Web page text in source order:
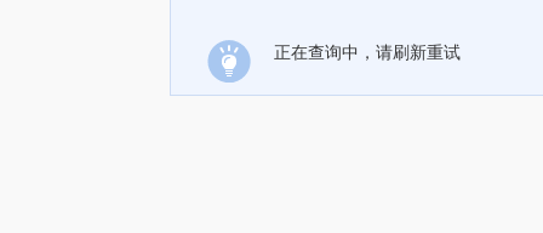
正在查询中，请刷新重试